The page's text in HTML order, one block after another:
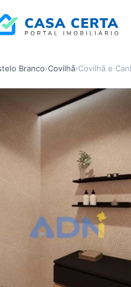
Branco›Covilhã›Covilhã e